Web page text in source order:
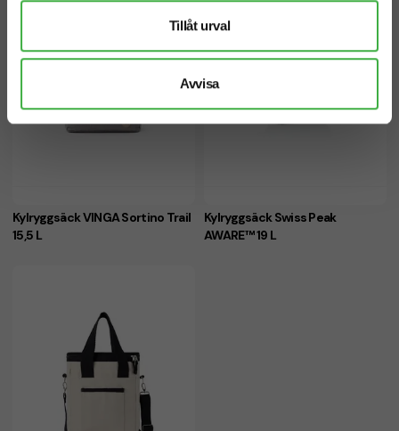
Tillåt urval
Avvisa
Kylryggsäck VINGA Sortino Trail
15,5 L
Kylryggsäck Swiss Peak
AWARE™ 19 L